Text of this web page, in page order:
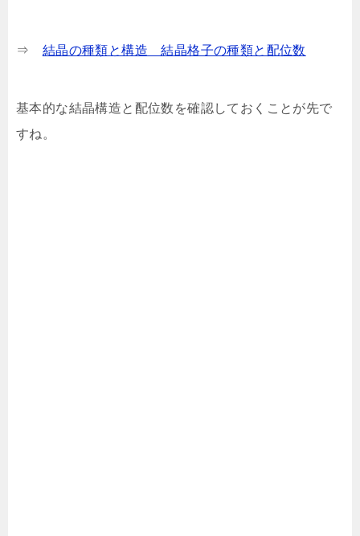
⇒ 結晶の種類と構造 結晶格子の種類と配位数
基本的な結晶構造と配位数を確認しておくことが先で
すね。